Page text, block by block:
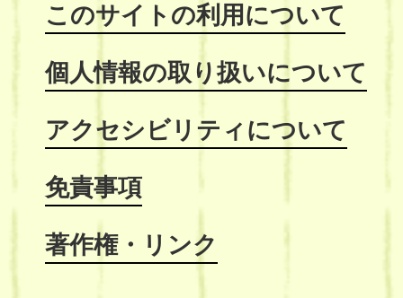
このサイトの利用について
個人情報の取り扱いについて
アクセシビリティについて
免責事項
著作権・リンク